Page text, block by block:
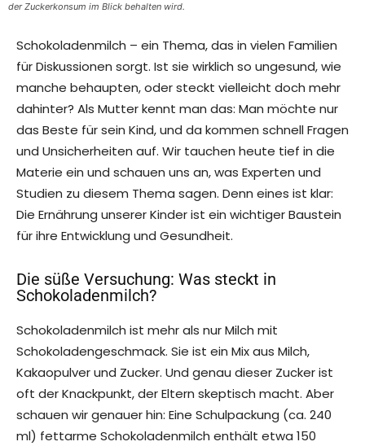
der Zuckerkonsum im Blick behalten wird.
Schokoladenmilch – ein Thema, das in vielen Familien
für Diskussionen sorgt. Ist sie wirklich so ungesund, wie
manche behaupten, oder steckt vielleicht doch mehr
dahinter? Als Mutter kennt man das: Man möchte nur
das Beste für sein Kind, und da kommen schnell Fragen
und Unsicherheiten auf. Wir tauchen heute tief in die
Materie ein und schauen uns an, was Experten und
Studien zu diesem Thema sagen. Denn eines ist klar:
Die Ernährung unserer Kinder ist ein wichtiger Baustein
für ihre Entwicklung und Gesundheit.
Die süße Versuchung: Was steckt in
Schokoladenmilch?
Schokoladenmilch ist mehr als nur Milch mit
Schokoladengeschmack. Sie ist ein Mix aus Milch,
Kakaopulver und Zucker. Und genau dieser Zucker ist
oft der Knackpunkt, der Eltern skeptisch macht. Aber
schauen wir genauer hin: Eine Schulpackung (ca. 240
ml) fettarme Schokoladenmilch enthält etwa 150